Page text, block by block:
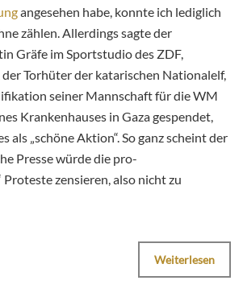
angesehen habe, konnte ich lediglich
zählen. Allerdings sagte der
Gräfe im Sportstudio des ZDF,
Torhüter der katarischen Nationalelf,
seiner Mannschaft für die WM
Krankenhauses in Gaza gespendet,
als „schöne Aktion“. So ganz scheint der
Presse würde die pro-
Proteste zensieren, also nicht zu
Weiterlesen